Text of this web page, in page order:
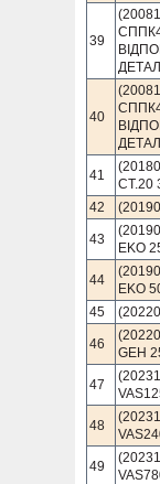
39
40
41
СТ.20
42
43
EKO
44
EKO
45
46
GEH
47
48
49